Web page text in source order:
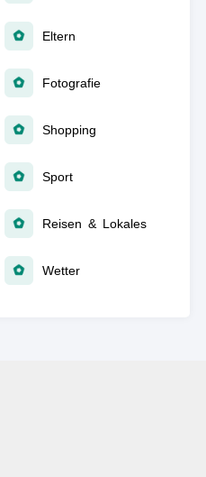
Eltern
Fotografie
Shopping
Sport
Reisen & Lokales
Wetter